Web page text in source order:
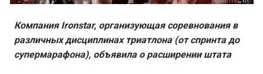
Компания Ironstar, организующая соревнования в
различных дисциплинах триатлона (от спринта до
супермарафона), объявила о расширении штата